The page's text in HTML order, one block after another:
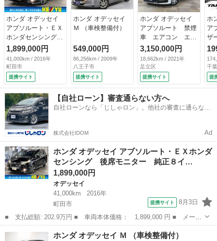
ホンダ オデッセイ
アブソルート・ＥＸ
ホンダセンシング
後席モニター 純正
８インチナビ ＥＴ
Ｃ ＢＳＩ 両側パ
ワースライド パワ
ーシート バックカ
メラ ＢＴオーディ
オ フルセグ 誤発
進抑制機能 アダプ
ティブクルーズ 車
線逸脱警報 パドル
シフト ＬＥＤラン
プ （検9.3）
1,899,000円
41,000km / 2016年
町田市
提携サイト
ホンダ オデッセイ
Ｍ （車検整備付）
549,000円
86,256km / 2009年
八王子市
提携サイト
ホンダ オデッセイ
アブソルート 禁煙
車 エアコン エア
バック 電動格納ド
アミラー ＬＥＤヘ
ッドランプ パワー
ウィンドウ キーフ
リー ＡＢＳ パワ
ステ 助手席エアバ
ック サイドＳＲ
Ｓ 両側パワスライ
3,150,000円
18,662km / 2021年
足立区
提携サイト
ホ
ア
ザ
レ
ト
ー
ラ
器
ー
エ
千
提
【自社ローン】審査通らない方へ
自社ローンなら「じしゃロン」。他社の審査に通らなか
株式会社IDOM Ad
ホンダ オデッセイ アブソルート・ＥＸホンダ
センシング 後席モニター 純正８イ…
1,899,000円
オデッセイ
41,000km
2016年
町田市
提携サイト 8月3日
■ 支払総額: 202.9万円 ■ 車両本体価格： 1,899,000 円 ■ メーカ
ー名： ホンダ ■ 車種名： オデッセイ ■ グレード名： アブソ
ルート・ＥＸホンダセンシング 後席モニター 純正８インチナビ
東京 オデッセイ
ホンダ オデッセイ Ｍ （車検整備付）